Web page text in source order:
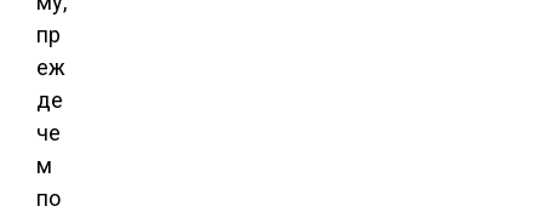
пр
еж
де
че
м
по